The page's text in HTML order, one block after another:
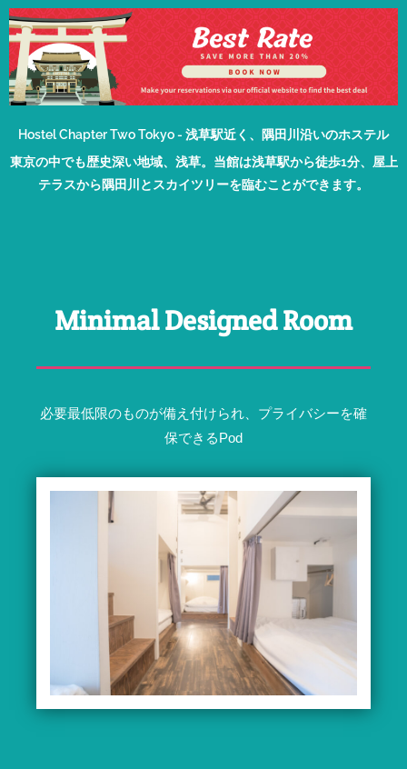
Hostel Chapter Two Tokyo - 浅草駅近く、隅田川沿いのホステル
東京の中でも歴史深い地域、浅草。当館は浅草駅から徒歩1分、屋上
テラスから隅田川とスカイツリーを臨むことができます。
Minimal Designed Room
必要最低限のものが備え付けられ、プライバシーを確
保できるPod